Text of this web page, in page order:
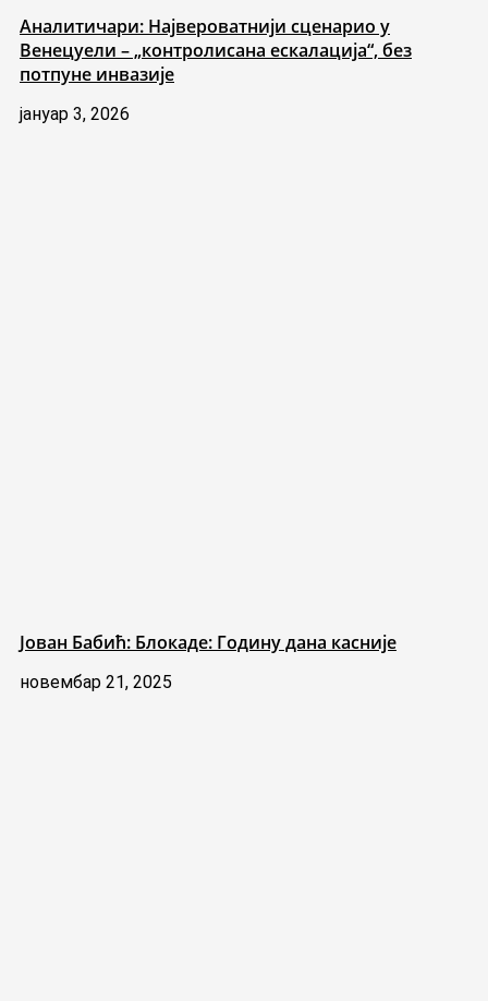
Аналитичари: Највероватнији сценарио у
Венецуели – „контролисана ескалација“, без
потпуне инвазије
јануар 3, 2026
Јован Бабић: Блокаде: Годину дана касније
новембар 21, 2025